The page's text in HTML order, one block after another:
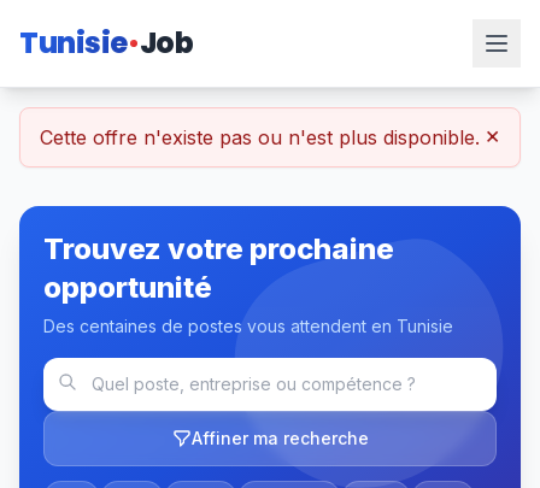
Tunisie Job
Cette offre n'existe pas ou n'est plus disponible. ×
Trouvez votre prochaine
opportunité
Des centaines de postes vous attendent en Tunisie
Affiner ma recherche